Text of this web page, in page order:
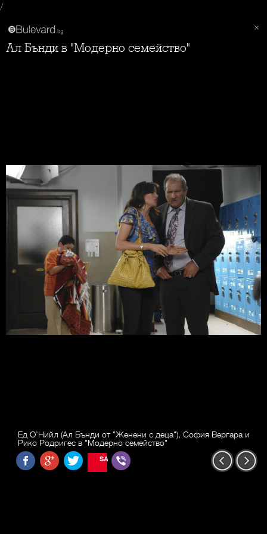
/
Ал Бънди в "Модерно семейство"
Ед О'Нийл (Ал Бънди от "Женени с деца"), София Вергара и
Рико Родригес в "Модерно семейство"
SAVE